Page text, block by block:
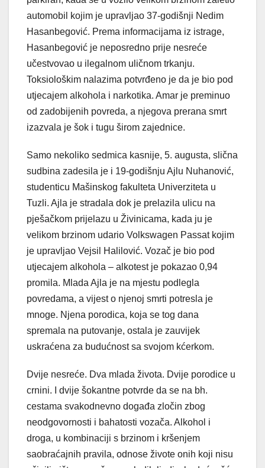
automobil kojim je upravljao 37-godišnji Nedim
Hasanbegović. Prema informacijama iz istrage,
Hasanbegović je neposredno prije nesreće
učestvovao u ilegalnom uličnom trkanju.
Toksiološkim nalazima potvrđeno je da je bio pod
utjecajem alkohola i narkotika. Amar je preminuo
od zadobijenih povreda, a njegova prerana smrt
izazvala je šok i tugu širom zajednice.
Samo nekoliko sedmica kasnije, 5. augusta, slična
sudbina zadesila je i 19-godišnju Ajlu Nuhanović,
studenticu Mašinskog fakulteta Univerziteta u
Tuzli. Ajla je stradala dok je prelazila ulicu na
pješačkom prijelazu u Živinicama, kada ju je
velikom brzinom udario Volkswagen Passat kojim
je upravljao Vejsil Halilović. Vozač je bio pod
utjecajem alkohola – alkotest je pokazao 0,94
promila. Mlada Ajla je na mjestu podlegla
povredama, a vijest o njenoj smrti potresla je
mnoge. Njena porodica, koja se tog dana
spremala na putovanje, ostala je zauvijek
uskraćena za budućnost sa svojom kćerkom.
Dvije nesreće. Dva mlada života. Dvije porodice u
crnini. I dvije šokantne potvrde da se na bh.
cestama svakodnevno događa zločin zbog
neodgovornosti i bahatosti vozača. Alkohol i
droga, u kombinaciji s brzinom i kršenjem
saobraćajnih pravila, odnose živote onih koji nisu